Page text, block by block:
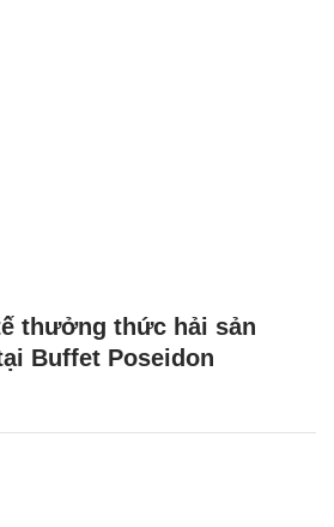
thưởng thức hải sản
Buffet Poseidon